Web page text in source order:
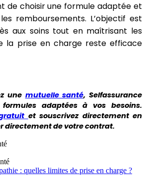
de choisir une formule adaptée et
remboursements. L’objectif est
aux soins tout en maîtrisant les
la prise en charge reste efficace
une mutuelle santé, Selfassurance
adaptées à vos besoins.
et souscrivez directement en
directement de votre contrat.
: quelles limites de prise en charge ?